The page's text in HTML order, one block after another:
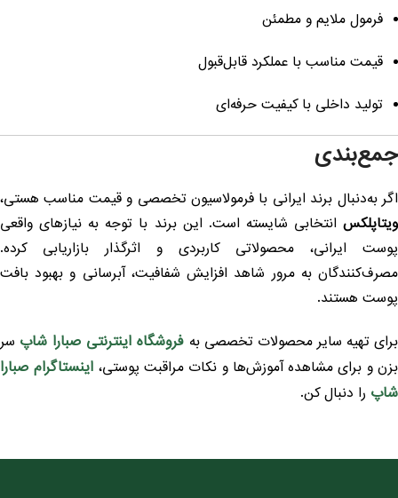
فرمول ملایم و مطمئن
قیمت مناسب با عملکرد قابل‌قبول
تولید داخلی با کیفیت حرفه‌ای
جمع‌بندی
اگر به‌دنبال برند ایرانی با فرمولاسیون تخصصی و قیمت مناسب هستی،
ویتاپلکسانتخابی شایسته است. این برند با توجه به نیازهای واقعی
پوست ایرانی، محصولاتی کاربردی و اثرگذار بازاریابی کرده.
مصرف‌کنندگان به مرور شاهد افزایش شفافیت، آبرسانی و بهبود بافت
پوست هستند.
تهیه سایر محصولات تخصصی به فروشگاه اینترنتی صبارا شاپسر
و برای مشاهده آموزش‌ها و نکات مراقبت پوستی، اینستاگرام صبارا
شاپ را دنبال کن.